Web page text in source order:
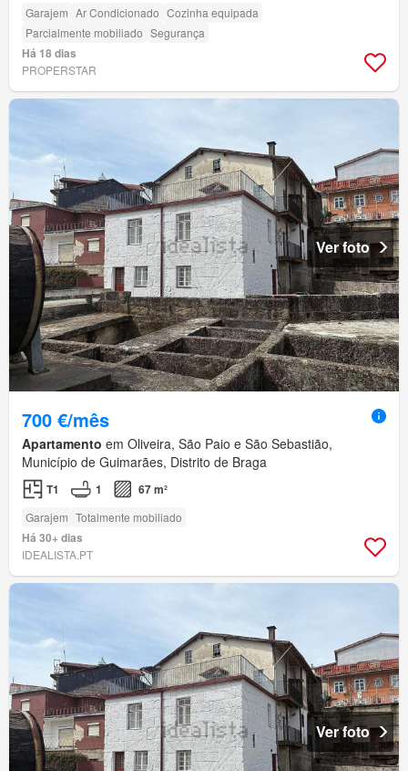
Garajem Ar Condicionado Cozinha equipada
Parcialmente mobiliado Segurança
Há 18 dias
PROPERSTAR
Ver foto
700 €/mês
Apartamento em Oliveira, São Paio e São Sebastião,
Município de Guimarães, Distrito de Braga
T1 1 67 m²
Garajem Totalmente mobiliado
Há 30+ dias
IDEALISTA.PT
Ver foto